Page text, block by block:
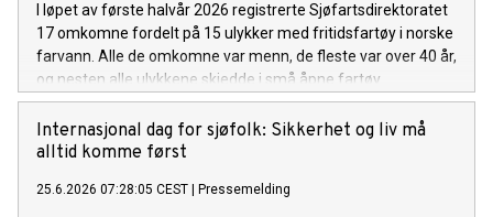
I løpet av første halvår 2026 registrerte Sjøfartsdirektoratet
17 omkomne fordelt på 15 ulykker med fritidsfartøy i norske
farvann. Alle de omkomne var menn, de fleste var over 40 år,
og nesten alle ulykkene skjedde i små åpne fartøy.
Internasjonal dag for sjøfolk: Sikkerhet og liv må
alltid komme først
25.6.2026 07:28:05 CEST Pressemelding